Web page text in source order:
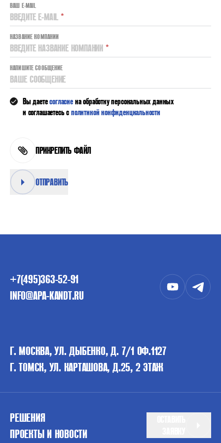
ВАШ E-MAIL
ВВЕДИТЕ E-MAIL *
НАЗВАНИЕ КОМПАНИИ
ВВЕДИТЕ НАЗВАНИЕ КОМПАНИИ *
НАПИШИТЕ СООБЩЕНИЕ
ВАШЕ СООБЩЕНИЕ
Вы даетесогласиена обработку персональных данных
и соглашаетесь сполитикой конфиденциальности
ПРИКРЕПИТЬ ФАЙЛ
ОТПРАВИТЬ
+7(495)363-52-91
INFO@APA-KANDT.RU
Г. МОСКВА, УЛ. ДЫБЕНКО, Д. 7/1 ОФ.1127
Г. ТОМСК, УЛ. КАРТАШОВА, Д.25, 2 ЭТАЖ
РЕШЕНИЯ
ПРОЕКТЫ И НОВОСТИ